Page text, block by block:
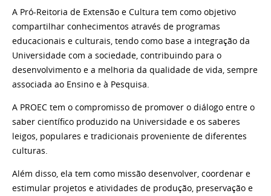
A Pró-Reitoria de Extensão e Cultura tem como objetivo
compartilhar conhecimentos através de programas
educacionais e culturais, tendo como base a integração da
Universidade com a sociedade, contribuindo para o
desenvolvimento e a melhoria da qualidade de vida, sempre
associada ao Ensino e à Pesquisa.
A PROEC tem o compromisso de promover o diálogo entre o
saber científico produzido na Universidade e os saberes
leigos, populares e tradicionais proveniente de diferentes
culturas.
Além disso, ela tem como missão desenvolver, coordenar e
estimular projetos e atividades de produção, preservação e